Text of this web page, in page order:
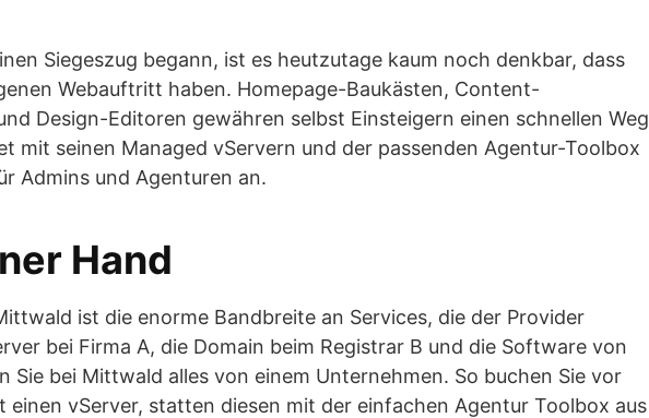
Siegeszug begann, ist es heutzutage kaum noch denkbar, dass
Webauftritt haben. Homepage-Baukästen, Content-
Design-Editoren gewähren selbst Einsteigern einen schnellen Weg
mit seinen Managed vServern und der passenden Agentur-Toolbox
Admins und Agenturen an.
Hand
ist die enorme Bandbreite an Services, die der Provider
bei Firma A, die Domain beim Registrar B und die Software von
Sie bei Mittwald alles von einem Unternehmen. So buchen Sie vor
einen vServer, statten diesen mit der einfachen Agentur Toolbox aus